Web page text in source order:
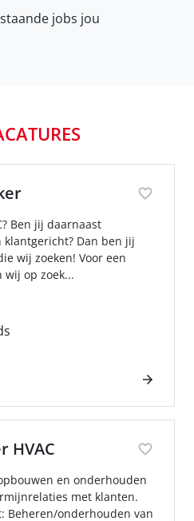
jobs jou
Ben jij daarnaast
Dan ben jij
wij zoeken! Voor een
op zoek...
HVAC
en onderhouden
met klanten.
Beheren/onderhouden van